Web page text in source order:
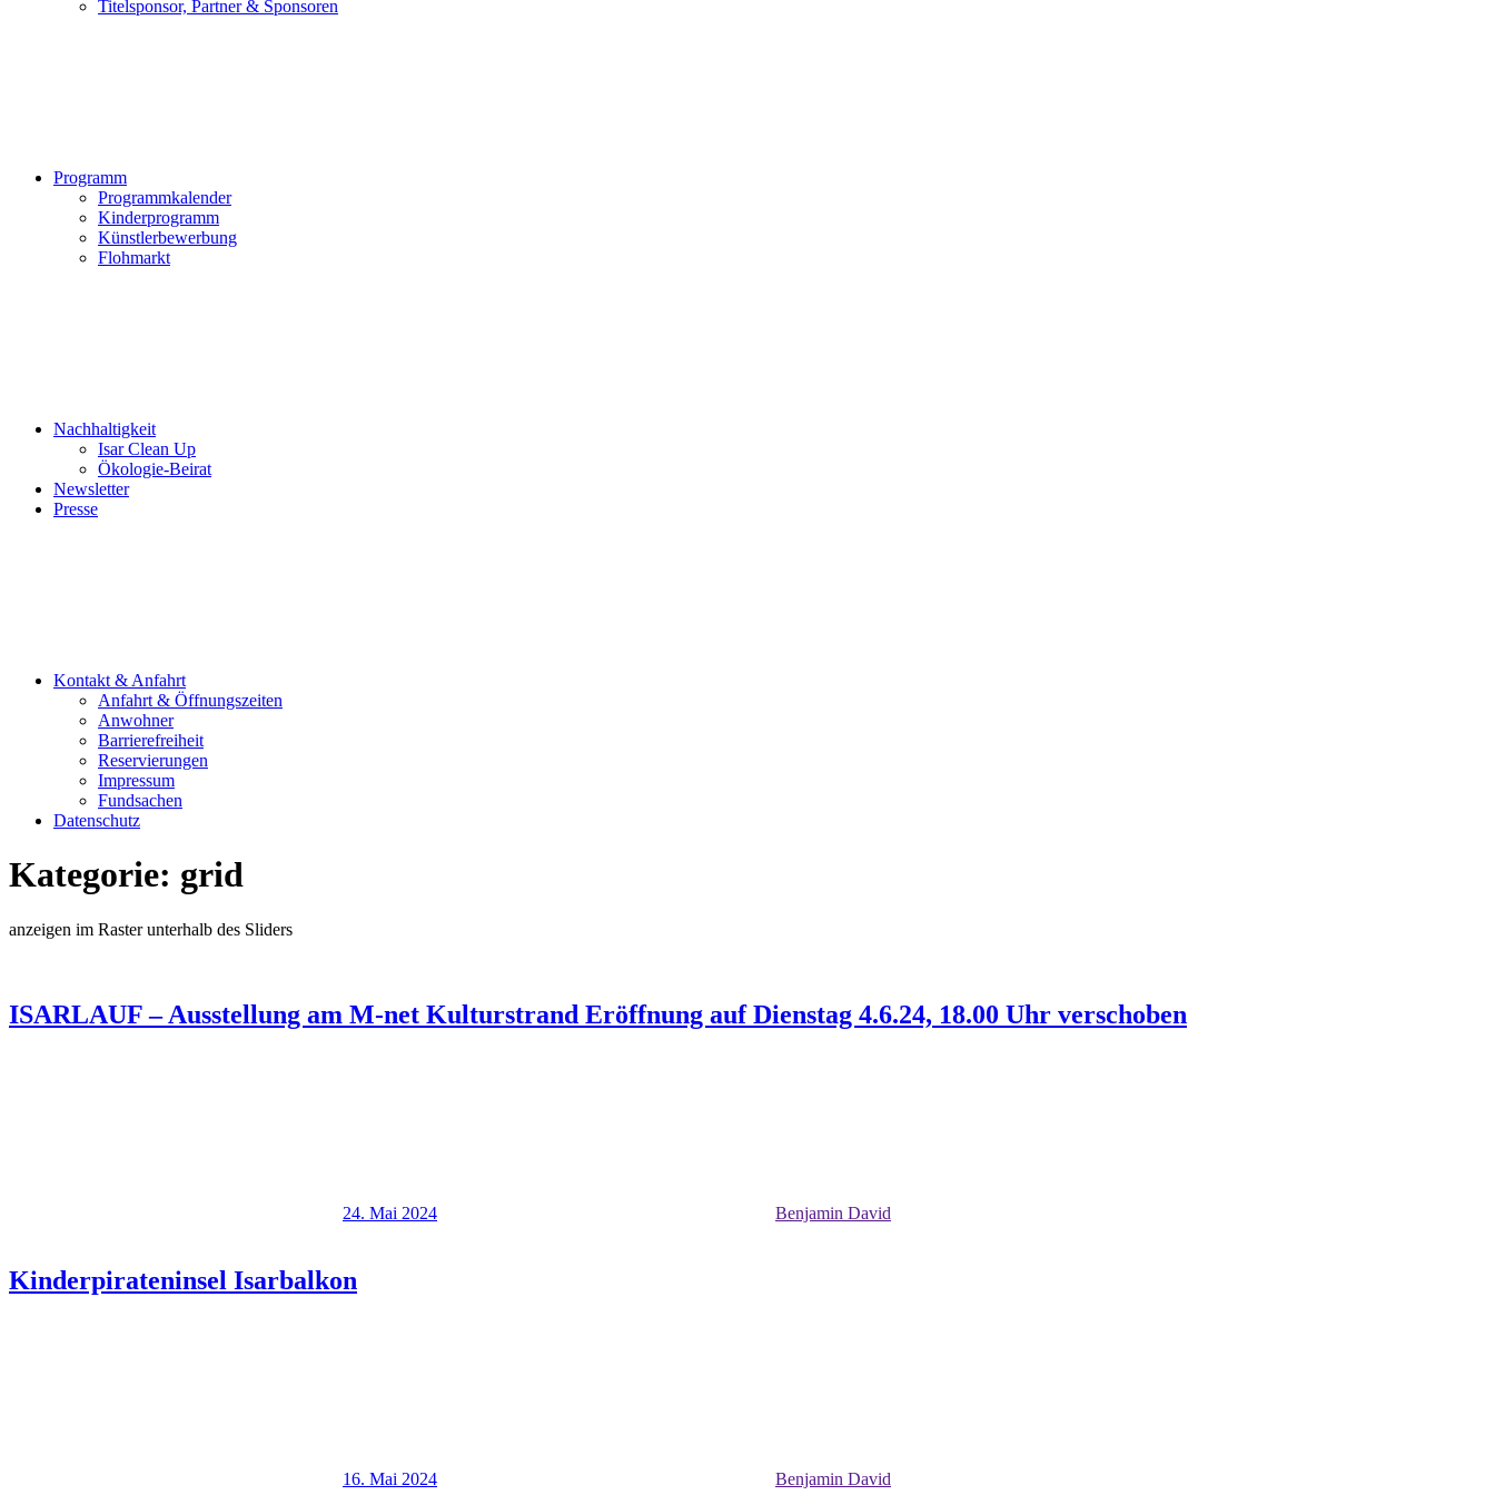
Titelsponsor, Partner & Sponsoren
Programm
Programmkalender
Kinderprogramm
Künstlerbewerbung
Flohmarkt
Nachhaltigkeit
Isar Clean Up
Ökologie-Beirat
Newsletter
Presse
Kontakt & Anfahrt
Anfahrt & Öffnungszeiten
Anwohner
Barrierefreiheit
Reservierungen
Impressum
Fundsachen
Datenschutz
Kategorie: grid
anzeigen im Raster unterhalb des Sliders
ISARLAUF – Ausstellung am M-net Kulturstrand Eröffnung auf Dienstag 4.6.24, 18.00 Uhr verschoben
24. Mai 2024 Benjamin David
Kinderpirateninsel Isarbalkon
16. Mai 2024 Benjamin David